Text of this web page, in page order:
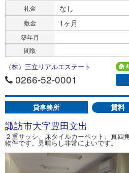
礼金 なし
敷金 1ヶ月
築年月
間取
（株）三立リアルエステート
0266-52-0001
貸事務所 賃料
諏訪市大字豊田文出
２重サッシ、床タイルカーペット、真四
物件です。見晴らし非常によいです。